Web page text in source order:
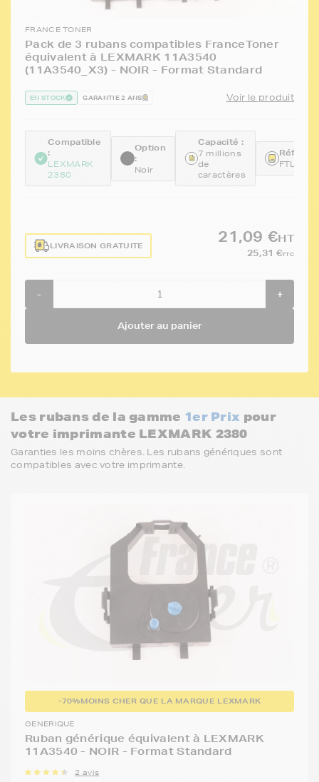
FRANCE TONER
Pack de 3 rubans compatibles FranceToner
équivalent à LEXMARK 11A3540
(11A3540_X3) - NOIR - Format Standard
EN STOCK GARANTIE 2 ANS Voir le produit
Compatible
:
LEXMARK
2380
Option
:
Noir
Capacité :
7 millions
de
caractères
LIVRAISON GRATUITE
21,09 €HT
25,31 €TTC
- +
Ajouter au panier
Les rubans de la gamme 1er Prix pour
votre imprimante LEXMARK 2380
Garanties les moins chères. Les rubans génériques sont
compatibles avec votre imprimante.
-70%MOINS CHER QUE LA MARQUE LEXMARK
GENERIQUE
Ruban générique équivalent à LEXMARK
11A3540 - NOIR - Format Standard
2 avis